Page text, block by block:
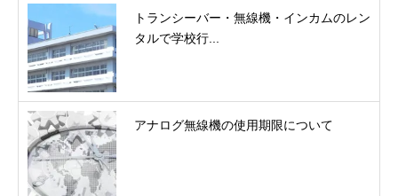
トランシーバー・無線機・インカムのレン
タルで学校行...
アナログ無線機の使用期限について